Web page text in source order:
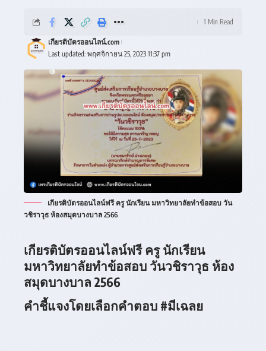
Last updated: พฤศจิกายน 25, 2023 11:37 pm
เกียรติบัตรออนไลน์.com
1 Min Read
เกียรติบัตรออนไลน์ฟรี ครู นักเรียน มหาวิทยาลัยทำข้อสอบ วัน
วชิราวุธ ห้องสมุดบางบาล 2566
เกียรติบัตรออนไลน์ฟรี ครู นักเรียน
มหาวิทยาลัยทำข้อสอบ วันวชิราวุธ ห้อง
สมุดบางบาล 2566
คำชี้แจงโดยเลือกคำตอบ #มีเฉลย